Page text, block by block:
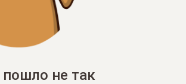
пошло не так